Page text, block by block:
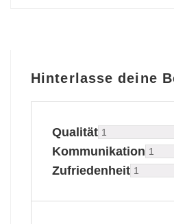
Hinterlasse deine
Qualität
Kommunikation
Zufriedenheit